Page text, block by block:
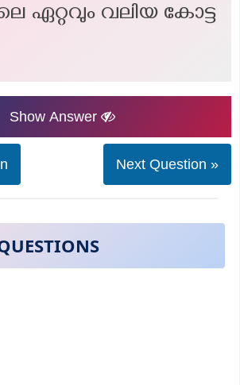
ഏറ്റവും വലിയ കോട്ട
Show Answer
Next Question »